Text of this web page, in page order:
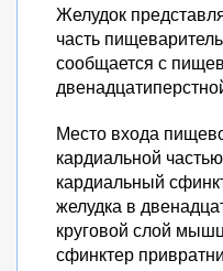
Желудок
часть
сообщается с
Место входа
кардиальной
кардиальный
желудка в
круговой слой
сфинктер